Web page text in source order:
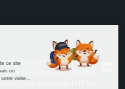
enregistré sous le
préfet de région d’Île-de-
vaut pas agrément de l’État.